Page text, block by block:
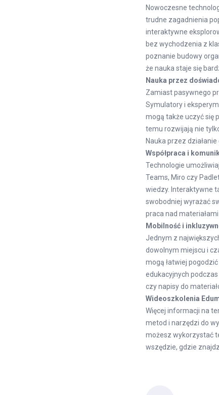
Nowoczesne
trudne zagadnienia
interaktywne
bez wychodzenia z
poznanie budowy
że nauka staje się
Nauka przez
Zamiast pasywnego
Symulatory i
mogą także uczyć się
temu rozwijają nie
Nauka przez
Współpraca i
Technologie
Teams, Miro czy
wiedzy. Interaktywne
swobodniej wyrażać
praca nad
Mobilność i
Jednym z
dowolnym miejscu i
mogą łatwiej
edukacyjnych
czy napisy do
Wideoszkolenia
Więcej informacji na
metod i narzędzi do
możesz wykorzystać
wszędzie, gdzie